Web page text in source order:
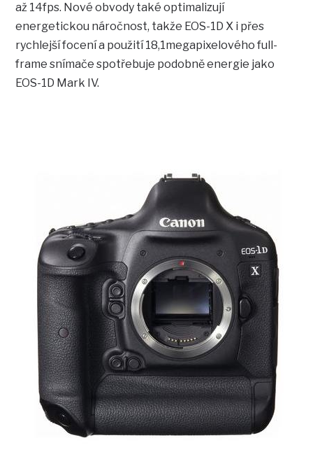
až 14fps. Nové obvody také optimalizují
energetickou náročnost, takže EOS-1D X i přes
rychlejší focení a použití 18,1megapixelového full-
frame snímače spotřebuje podobně energie jako
EOS-1D Mark IV.